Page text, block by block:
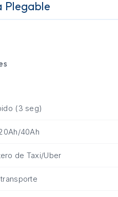
Plegable
(3 seg)
40Ah
de Taxi/Uber